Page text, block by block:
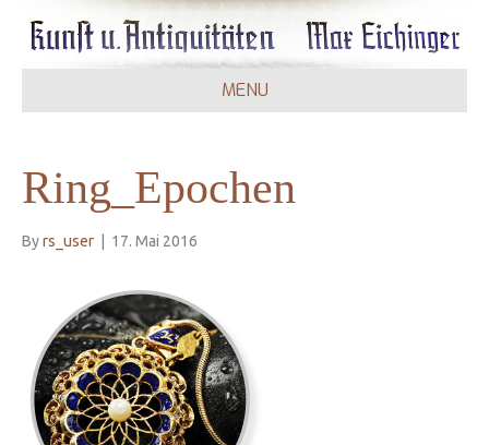
MENU
Ring_Epochen
Byrs_user 17. Mai 2016